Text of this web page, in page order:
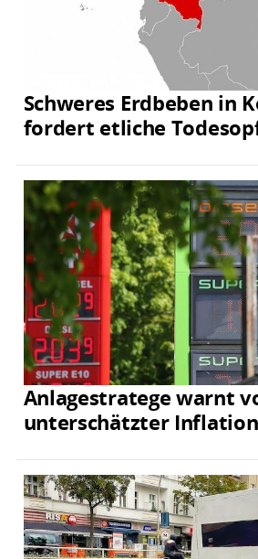
Schweres Erdbeben in
fordert etliche
Anlagestratege warnt
unterschätzter